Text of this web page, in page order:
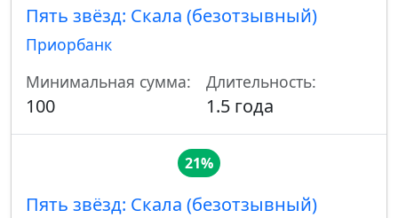
Пять звёзд: Скала (безотзывный)
Приорбанк
Минимальная сумма:
100
Длительность:
1.5 года
21%
Пять звёзд: Скала (безотзывный)